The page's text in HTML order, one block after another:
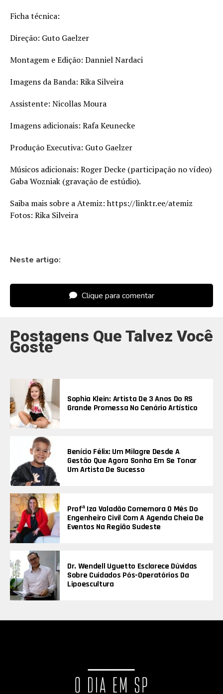
Ficha técnica:
Direção: Guto Gaelzer
Montagem e Edição: Danniel Nardaci
Imagens da Banda: Rika Silveira
Assistente: Nicollas Moura
Imagens adicionais: Rafa Keunecke
Produção Executiva: Guto Gaelzer
Músicos adicionais: Roger Decke (participação no vídeo)
Gaba Wozniak (gravação de estúdio).
Saiba mais sobre a Atemiz: https://linktr.ee/atemiz
Fotos: Rika Silveira
Neste artigo:
Clique para comentar
Postagens Que Talvez Você
Goste
Sophia Klein: Artista De 3 Anos Do RS
Grande Promessa No Cenário Artístico
Benício Félix: Um Milagre Desde A
Gestão Que Agora Sonha Em Se Tonar
Um Artista De Sucesso
Profª Iza Valadão Comemora O Mês Do
Engenheiro Civil Com A Agenda Cheia De
Eventos Na Região Sudeste
Dr. Wendell Uguetto Esclarece Dúvidas
Sobre Cuidados Pós-Operatórios Da
Lipoescultura